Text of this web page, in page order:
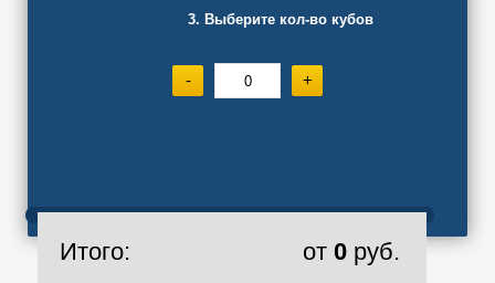
3. Выберите кол-во кубов
- +
Итого: от 0 руб.